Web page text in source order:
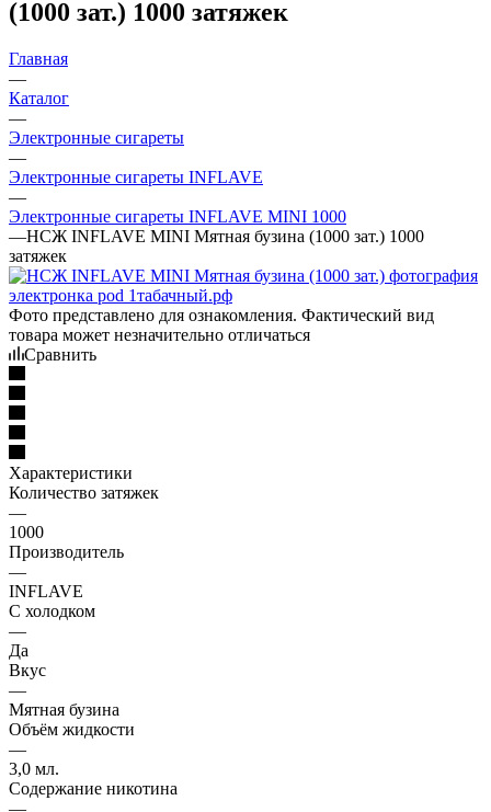
(1000 зат.) 1000 затяжек
Главная
—
Каталог
—
Электронные сигареты
—
Электронные сигареты INFLAVE
—
Электронные сигареты INFLAVE MINI 1000
—НСЖ INFLAVE MINI Мятная бузина (1000 зат.) 1000
затяжек
Фото представлено для ознакомления. Фактический вид
товара может незначительно отличаться
Сравнить
Характеристики
Количество затяжек
—
1000
Производитель
—
INFLAVE
С холодком
—
Да
Вкус
—
Мятная бузина
Объём жидкости
—
3,0 мл.
Содержание никотина
—